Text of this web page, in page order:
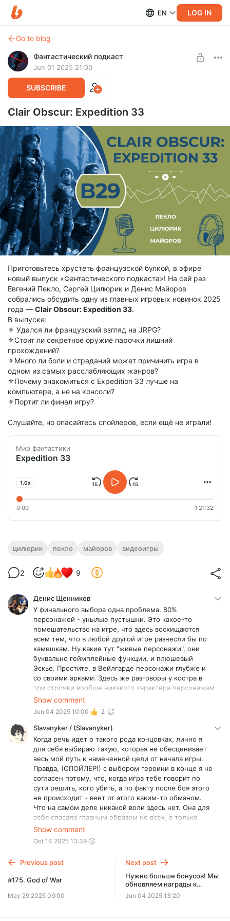
EN LOG IN
Go to blog
Фантастический подкаст
Jun 01 2025 21:00
SUBSCRIBE
Clair Obscur: Expedition 33
Приготовьтесь хрустеть французской булкой, в эфире
новый выпуск «Фантастического подкаста»! На сей раз
Евгений Пекло, Сергей Цилюрик и Денис Майоров
собрались обсудить одну из главных игровых новинок 2025
года — Clair Obscur: Expedition 33.
В выпуске:
⚜️ Удался ли французский взгляд на JRPG?
⚜️Стоит ли секретное оружие парочки лишний
прохождений?
⚜️Много ли боли и страданий может причинить игра в
одном из самых расслабляющих жанров?
⚜️Почему знакомиться с Expedition 33 лучше на
компьютере, а не на консоли?
⚜️Портит ли финал игру?
Слушайте, но опасайтесь спойлеров, если ещё не играли!
Мир фантастики
Expedition 33
1.0x
0:00 1:21:32
цилюрик пекло майоров видеоигры
2 9
Денис Щенников
У финального выбора одна проблема. 80%
персонажей - унылые пустышки. Это какое-то
помешательство на игре, что здесь восхищаются
всем тем, что в любой другой игре разнесли бы по
камешкам. Ну какие тут "живые персонажи", они
буквально геймплейные функции, и плюшевый
Эскье. Простите, в Вейлгарде персонажи глубже и
со своими арками. Здесь же разговоры у костра в
три строчки вообще никакого характера персонажам
не прибавляют, максимум пару штампов. Поэтому
они вообще не становятся мотивирующим фактором
в выборе финала (на который самим этим ерсонажам
наплевать).
Ну и плюс в игре вообще нет никакого выбора,
кроме концовки. Поэтому мне кажется, что авторам
просто не хватило духу сделать свое завершенное
высказывание. Типа, пусть игрок сам решает, что
вынести из этой истории, мы не знаем что
конкретно мы хотели сказать. Если все прохождение
у вас нет хоть сколько-то значимого выбора, то и в
конце ему не место - ну это мое видение хорошего
нарратива.
Show comment
Jun 04 2025 10:00 2
Slavanyker / (Slavanyker)
Когда речь идет о такого рода концовках, лично я
для себя выбираю такую, которая не обесценивает
весь мой путь к намеченной цели от начала игры.
Правда, (СПОЙЛЕР!) с выбором героини в конце я не
согласен потому, что, когда игра тебе говорит по
сути решить, кого убить, а по факту после боя этого
не происходит - веет от этого каким-то обманом.
Что на самом деле никакой воли здесь нет. Она для
себя спасала главным образом не всех, а только
одного его. Лучше ей от такого решения не будет,
хоть она этого ещё не понимает.
Show comment
Oct 14 2025 13:39
Previous post
#175. God of War
May 29 2025 06:00
Next post
Нужно больше бонусов! Мы
обновляем награды к
различным уровням
подписки.
Jun 04 2025 13:20